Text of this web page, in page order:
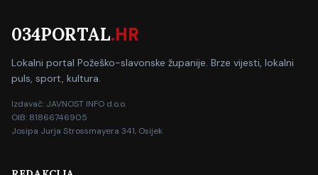
034PORTAL.HR
Lokalni portal Požeško-slavonske županije. Brze vijesti, lokalni
puls, sport, kultura.
Izdavač: JAVNOST INFO d.o.o.
OIB: 81866746905
Josipa Jurja Strossmayera 341, Osijek